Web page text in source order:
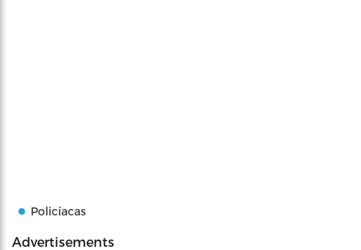
Policíacas
Advertisements